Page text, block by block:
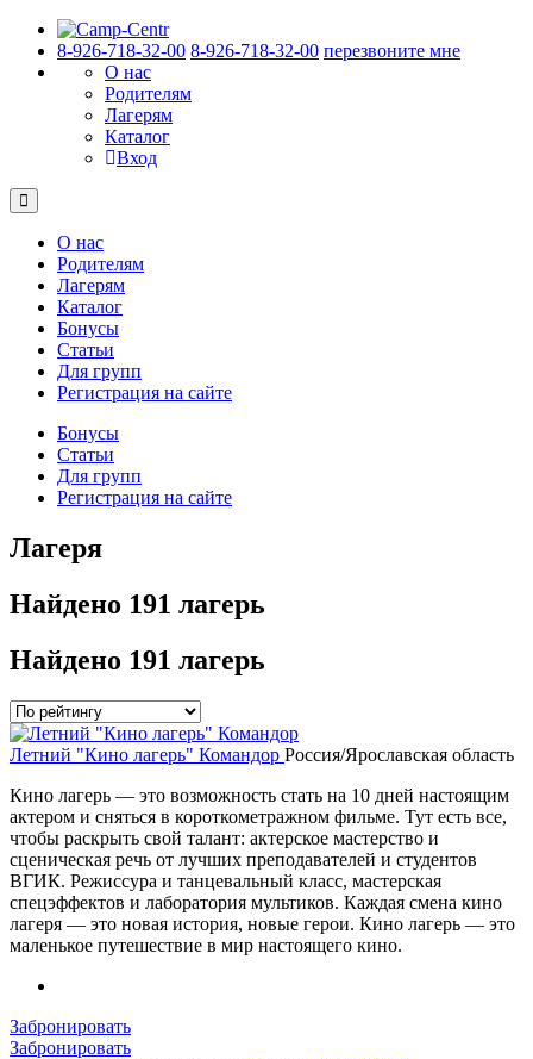
8-926-718-32-00 8-926-718-32-00 перезвоните мне
О нас
Родителям
Лагерям
Каталог
Вход
О нас
Родителям
Лагерям
Каталог
Бонусы
Статьи
Для групп
Регистрация на сайте
Бонусы
Статьи
Для групп
Регистрация на сайте
Лагеря
Найдено 191 лагерь
Найдено 191 лагерь
Летний "Кино лагерь" Командор Россия/Ярославская область
Кино лагерь — это возможность стать на 10 дней настоящим
актером и сняться в короткометражном фильме. Тут есть все,
чтобы раскрыть свой талант: актерское мастерство и
сценическая речь от лучших преподавателей и студентов
ВГИК. Режиссура и танцевальный класс, мастерская
спецэффектов и лаборатория мультиков. Каждая смена кино
лагеря — это новая история, новые герои. Кино лагерь — это
маленькое путешествие в мир настоящего кино.
Забронировать
Забронировать